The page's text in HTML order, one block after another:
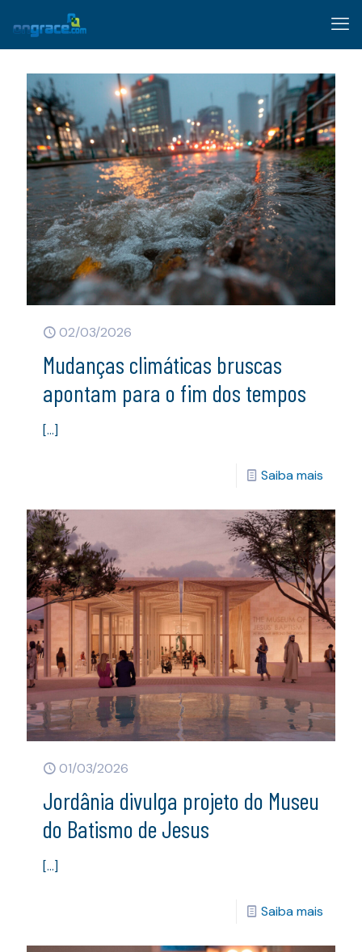
02/03/2026
Mudanças climáticas bruscas
apontam para o fim dos tempos
[…]
Saiba mais
01/03/2026
Jordânia divulga projeto do Museu
do Batismo de Jesus
[…]
Saiba mais